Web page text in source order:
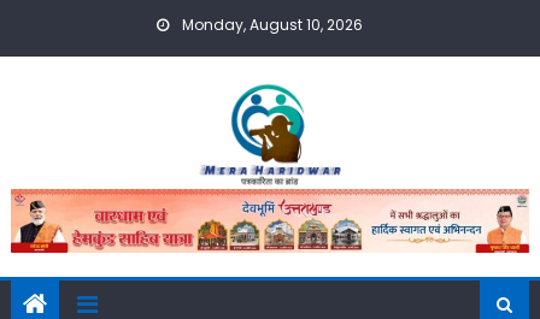
Monday, August 10, 2026